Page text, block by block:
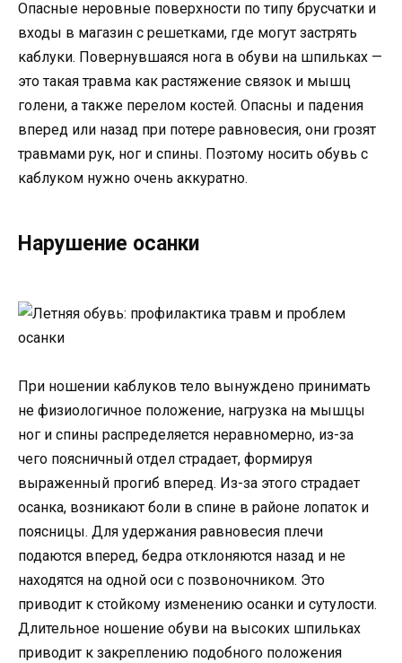
Опасные неровные поверхности по типу брусчатки и
входы в магазин с решетками, где могут застрять
каблуки. Повернувшаяся нога в обуви на шпильках —
это такая травма как растяжение связок и мышц
голени, а также перелом костей. Опасны и падения
вперед или назад при потере равновесия, они грозят
травмами рук, ног и спины. Поэтому носить обувь с
каблуком нужно очень аккуратно.
Нарушение осанки
При ношении каблуков тело вынуждено принимать
не физиологичное положение, нагрузка на мышцы
ног и спины распределяется неравномерно, из-за
чего поясничный отдел страдает, формируя
выраженный прогиб вперед. Из-за этого страдает
осанка, возникают боли в спине в районе лопаток и
поясницы. Для удержания равновесия плечи
подаются вперед, бедра отклоняются назад и не
находятся на одной оси с позвоночником. Это
приводит к стойкому изменению осанки и сутулости.
Длительное ношение обуви на высоких шпильках
приводит к закреплению подобного положения